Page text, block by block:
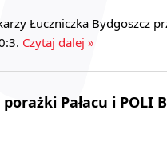
Łuczniczka Bydgoszcz
Czytaj dalej »
Pałacu i POLI